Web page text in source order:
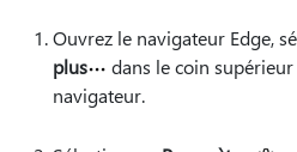
Ouvrez le navigateur Edge,
plus
dans le coin
navigateur.